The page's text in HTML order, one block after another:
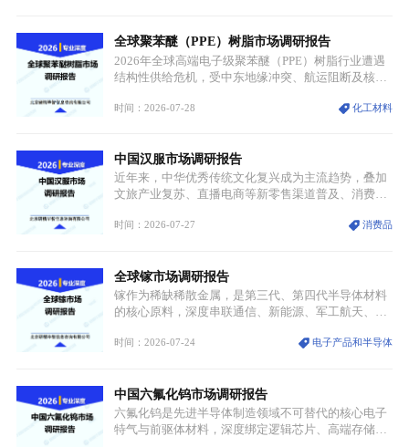
贯穿传统工业、高端制造、军工、新能源等多个核心
产业，成为现代工业体系中不可或缺的基础材料。
全球聚苯醚（PPE）树脂市场调研报告
2026年全球高端电子级聚苯醚（PPE）树脂行业遭遇
结构性供给危机，受中东地缘冲突、航运阻断及核心
停产，行业长期维持寡头垄断的供应链格局彻底瓦
价无市”的供给真空，并沿高频覆铜板、PCB电路板向
AI服务器、5G基站等高端电子终端持续传导，全产业
链生产、成本、交付均承受巨大压力。
时间：2026-07-28 化工材料
中国汉服市场调研报告
近年来，中华优秀传统文化复兴成为主流趋势，叠加
文旅产业复苏、直播电商等新零售渠道普及、消费群
服不再局限于传统节日、古风活动等小众场景，逐步
重要载体。同时，行业标准落地、生产技术升级、原
创设计能力提升，进一步夯实产业发展根基，吸引传
统服饰品牌、文旅企业等跨界入局，市场活力持续释
时间：2026-07-27 消费品
全球镓市场调研报告
镓作为稀缺稀散金属，是第三代、第四代半导体材料
的核心原料，深度串联通信、新能源、军工航天、光
与大国科技博弈的关键战略资源。镓并非传统大宗金
领域渗透”的战略体系，成为全球科技产业运转的刚
需资源。
时间：2026-07-24 电子产品和半导体
中国六氟化钨市场调研报告
六氟化钨是先进半导体制造领域不可替代的核心电子
特气与前驱体材料，深度绑定逻辑芯片、高端存储芯